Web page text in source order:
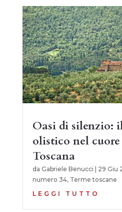
Oasi di silenzio:
olistico nel
Toscana
da Gabriele Benucci 29 Giu
numero 34, Terme toscane
LEGGI TUTTO